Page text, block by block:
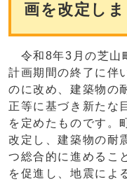
画を改定しま
令和8年3月の芝山
計画期間の終了に伴
のに改め、建築物の
正等に基づき新たな
を定めたものです。
改定し、建築物の耐
つ総合的に進めるこ
を促進し、地震によ